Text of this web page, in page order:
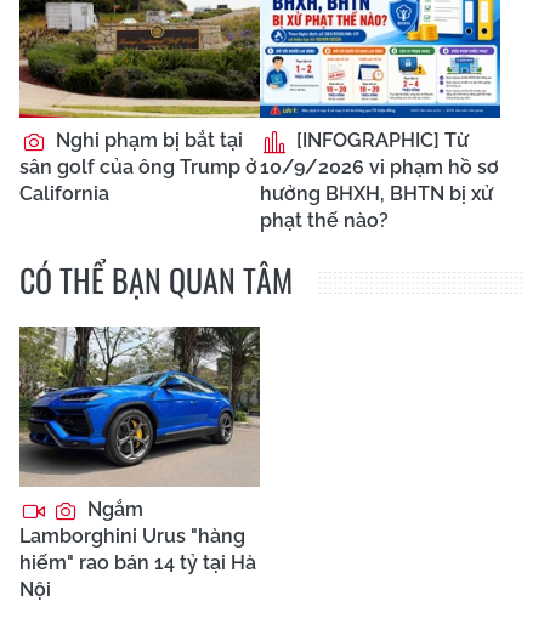
Nghi phạm bị bắt tại
sân golf của ông Trump ở
California
[INFOGRAPHIC] Từ
10/9/2026 vi phạm hồ sơ
hưởng BHXH, BHTN bị xử
phạt thế nào?
CÓ THỂ BẠN QUAN TÂM
Ngắm
Lamborghini Urus "hàng
hiếm" rao bán 14 tỷ tại Hà
Nội